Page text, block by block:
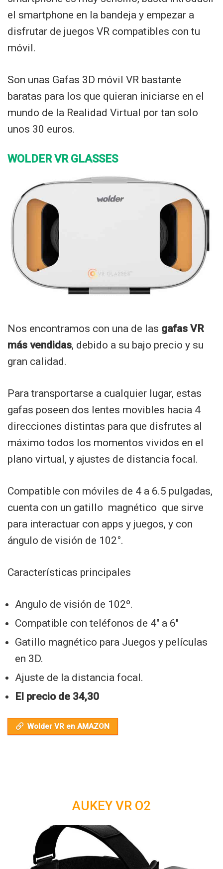
el smartphone en la bandeja y empezar a
disfrutar de juegos VR compatibles con tu
móvil.
Son unas Gafas 3D móvil VR bastante
baratas para los que quieran iniciarse en el
mundo de la Realidad Virtual por tan solo
unos 30 euros.
WOLDER VR GLASSES
Nos encontramos con una de las gafas VR
más vendidas, debido a su bajo precio y su
gran calidad.
Para transportarse a cualquier lugar, estas
gafas poseen dos lentes movibles hacia 4
direcciones distintas para que disfrutes al
máximo todos los momentos vividos en el
plano virtual, y ajustes de distancia focal.
Compatible con móviles de 4 a 6.5 pulgadas,
cuenta con un gatillo magnético que sirve
para interactuar con apps y juegos, y con
ángulo de visión de 102°.
Características principales
Angulo de visión de 102º.
Compatible con teléfonos de 4″ a 6″
Gatillo magnético para Juegos y películas
en 3D.
Ajuste de la distancia focal.
El precio de 34,30
Wolder VR en AMAZON
AUKEY VR O2